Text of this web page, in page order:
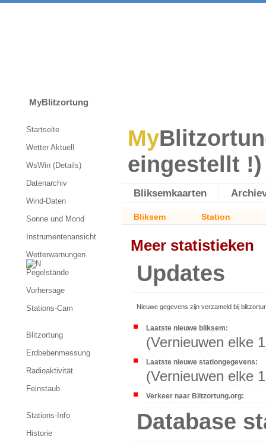
MyBlitzortung
My
eingestellt !)
Bliksemkaarten
Bliksem Station
Meer statistieken
Updates
Nieuwe gegevens zijn verzameld bij
Laatste nieuwe bliksem:
(Vernieuwen elke
Laatste nieuwe stationgegevens:
(Vernieuwen elke
Verkeer naar Blitzortung.org:
Database
Startseite
Wetter Aktuell
WsWin (Details)
Datenarchiv
Wind-Daten
Sonne und Mond
Instrumentenansicht
Wetterwarnungen
Pegelstände
Vorhersage
Stations-Cam
Blitzortung
Erdbebenmessung
Radioaktivität
Feinstaub
Stations-Info
Historie